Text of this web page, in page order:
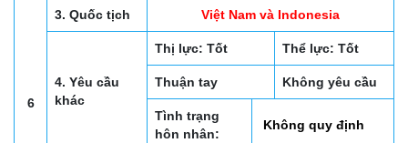
6
3. Quốc tịch Việt Nam và Indonesia
4. Yêu cầu
khác
Thị lực: Tốt Thể lực: Tốt
Thuận tay Không yêu cầu
Tình trạng
hôn nhân:
Không quy định